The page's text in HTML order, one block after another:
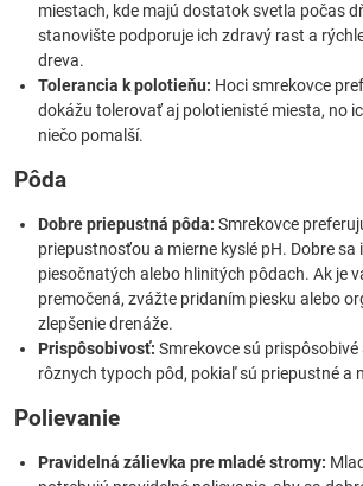
miestach, kde majú dostatok svetla počas
stanovište podporuje ich zdravý rast a
dreva.
Tolerancia k polotieňu: Hoci smrekovce
dokážu tolerovať aj polotienisté miesta, no
niečo pomalší.
Pôda
Dobre priepustná pôda: Smrekovce
priepustnosťou a mierne kyslé pH. Dobre sa
piesočnatých alebo hlinitých pôdach. Ak je
premočená, zvážte pridaním piesku alebo
zlepšenie drenáže.
Prispôsobivosť: Smrekovce sú
rôznych typoch pôd, pokiaľ sú priepustné a
Polievanie
Pravidelná zálievka pre mladé stromy: